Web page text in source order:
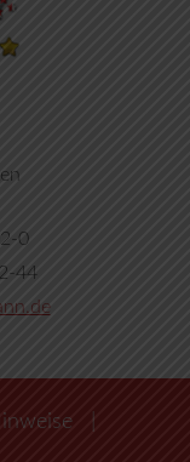
0
44